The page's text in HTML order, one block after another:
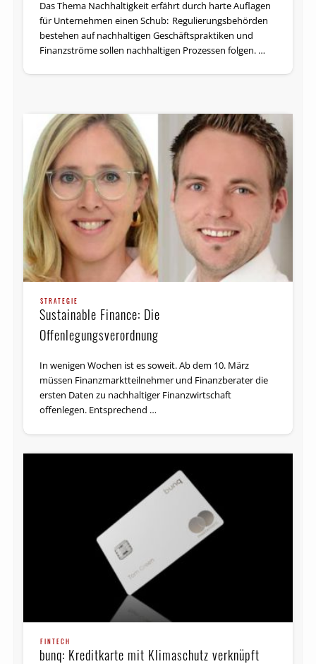
Das Thema Nachhaltigkeit erfährt durch harte Auflagen
für Unter­nehmen einen Schub: Regulierungs­behörden
bestehen auf nachhaltigen Geschäftspraktiken und
Finanz­ströme sollen nachhaltigen Prozessen folgen. …
STRATEGIE
Sustainable Finance: Die
Offenlegungsverordnung
In wenigen Wochen ist es soweit. Ab dem 10. März
müssen Finanzmarktteilnehmer und Finanzberater die
ersten Daten zu nachhaltiger Finanzwirtschaft
offenlegen. Entsprechend …
FINTECH
bunq: Kreditkarte mit Klimaschutz verknüpft